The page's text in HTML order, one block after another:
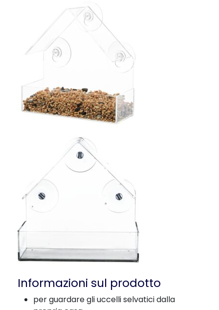
Informazioni sul prodotto
per guardare gli uccelli selvatici dalla